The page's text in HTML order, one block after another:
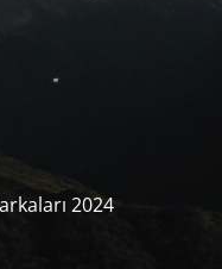
2024